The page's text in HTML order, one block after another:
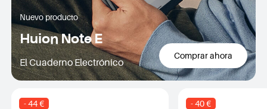
Nuevo producto
Huion Note E
El Cuaderno Electrónico
Comprar ahora
- 44 € - 40 €